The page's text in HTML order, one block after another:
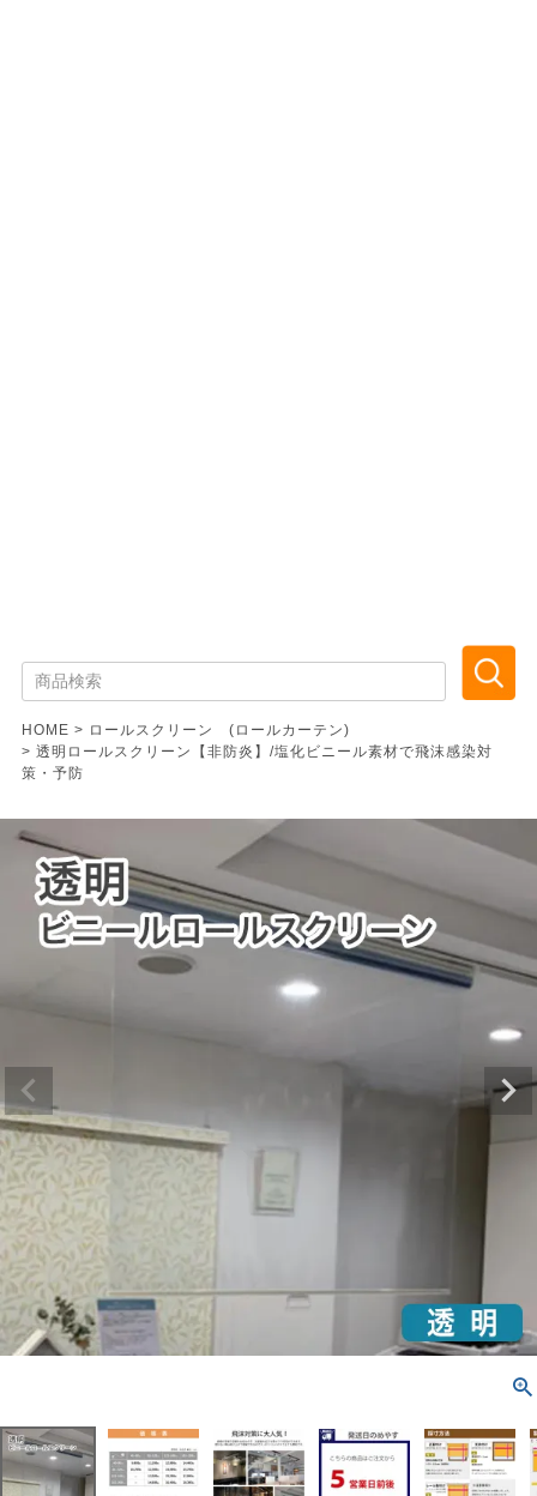
HOME
ロールスクリーン (ロールカーテン)
透明ロールスクリーン【非防炎】/塩化ビニール素材で飛沫感染対
策・予防